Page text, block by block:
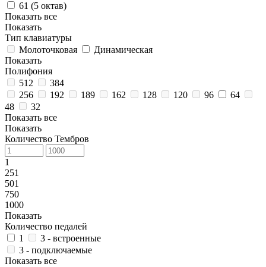
61 (5 октав)
Показать все
Показать
Тип клавиатуры
Молоточковая
Динамическая
Показать
Полифония
512
384
256
192 189 162 128 120 96
64
48
32
Показать все
Показать
Количество Тембров
1
251
501
750
1000
Показать
Количество педалей
1
3 - встроенные
3 - подключаемые
Показать все